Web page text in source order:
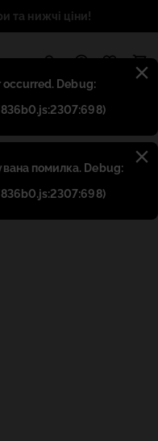
occurred. Debug:
помилка. Debug:
та нижчі ціни!